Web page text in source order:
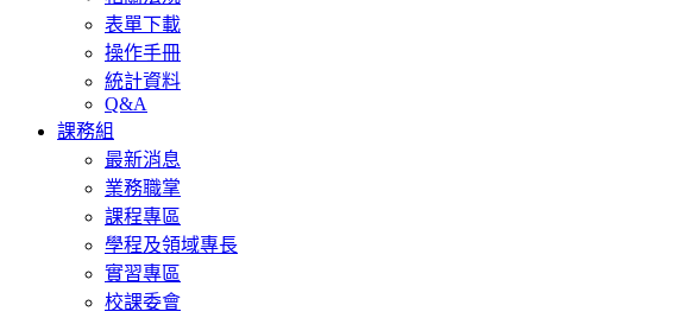
表單下載
操作手冊
統計資料
Q&A
課務組
最新消息
業務職掌
課程專區
學程及領域專長
實習專區
校課委會